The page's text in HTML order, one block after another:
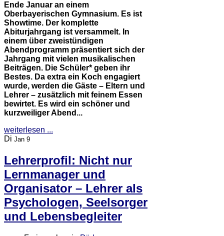
Ende Januar an einem
Oberbayerischen Gymnasium. Es ist
Showtime. Der komplette
Abiturjahrgang ist versammelt. In
einem über zweistündigen
Abendprogramm präsentiert sich der
Jahrgang mit vielen musikalischen
Beiträgen. Die Schüler* geben ihr
Bestes. Da extra ein Koch engagiert
wurde, werden die Gäste – Eltern und
Lehrer – zusätzlich mit feinem Essen
bewirtet. Es wird ein schöner und
kurzweiliger Abend...
weiterlesen ...
Di Jan 9
Lehrerprofil: Nicht nur
Lernmanager und
Organisator – Lehrer als
Psychologen, Seelsorger
und Lebensbegleiter